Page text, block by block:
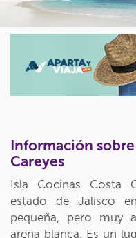
Información
Careyes
Isla Cocinas Costa
estado de Jalisco
pequeña, pero muy
arena blanca. Es un